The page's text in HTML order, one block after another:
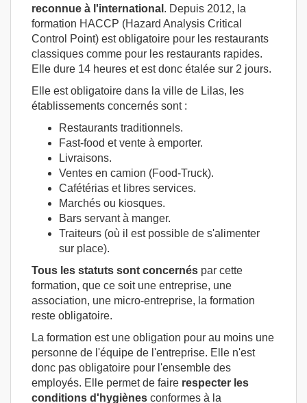
reconnue à l'international . Depuis 2012, la
formation HACCP (Hazard Analysis Critical
Control Point) est obligatoire pour les restaurants
classiques comme pour les restaurants rapides.
Elle dure 14 heures et est donc étalée sur 2 jours.
Elle est obligatoire dans la ville de Lilas, les
établissements concernés sont :
Restaurants traditionnels.
Fast-food et vente à emporter.
Livraisons.
Ventes en camion (Food-Truck).
Cafétérias et libres services.
Marchés ou kiosques.
Bars servant à manger.
Traiteurs (où il est possible de s'alimenter
sur place).
Tous les statuts sont concernés par cette
formation, que ce soit une entreprise, une
association, une micro-entreprise, la formation
reste obligatoire.
La formation est une obligation pour au moins une
personne de l'équipe de l'entreprise. Elle n'est
donc pas obligatoire pour l'ensemble des
employés. Elle permet de faire respecter les
conditions d'hygiènes conformes à la